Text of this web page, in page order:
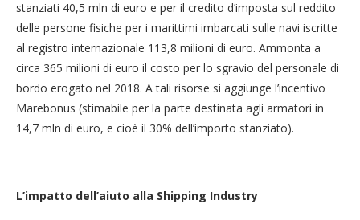
stanziati 40,5 mln di euro e per il credito d’imposta sul reddito
delle persone fisiche per i marittimi imbarcati sulle navi iscritte
al registro internazionale 113,8 milioni di euro. Ammonta a
circa 365 milioni di euro il costo per lo sgravio del personale di
bordo erogato nel 2018. A tali risorse si aggiunge l’incentivo
Marebonus (stimabile per la parte destinata agli armatori in
14,7 mln di euro, e cioè il 30% dell’importo stanziato).
L’impatto dell’aiuto alla Shipping Industry